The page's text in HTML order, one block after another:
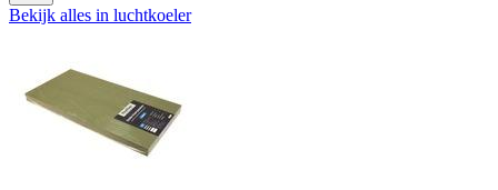
Bekijk alles in luchtkoeler